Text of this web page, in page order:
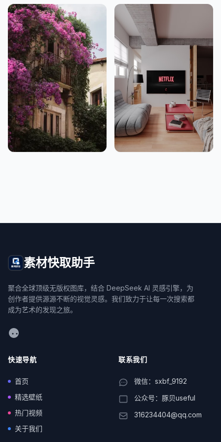
素材快取助手
聚合全球顶级无版权图库，结合 DeepSeek AI 灵感引擎，为
创作者提供源源不断的视觉灵感。我们致力于让每一次搜索都
成为艺术的发现之旅。
WeChat
快速导航
首页
精选壁纸
热门视频
关于我们
联系我们
微信：sxbf_9192
公众号：豚贝useful
316234404@qq.com